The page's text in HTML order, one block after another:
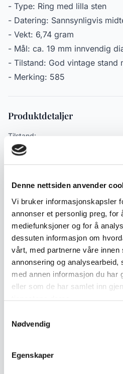
Denne nettsiden anvender
Vi bruker informasjonskapsler
annonser et personlig preg, for
mediefunksjoner og for å
dessuten informasjon om
vårt, med partnerne våre innen
annonsering og analysearbeid,
med annen informasjon du har
eller som de har samlet inn
Nødvendig
Egenskaper
- Type: Ring med lilla sten
- Datering: Sannsynligvis
- Vekt: 6,74 gram
- Mål: ca. 19 mm innvendig
- Tilstand: God vintage stand
- Merking: 585
Produktdetaljer
Tilstand:
Varenummer:
Publisert:
Emneord
Gull smykker Gullring Sten
Lignende produkter
Andre produkter som kan